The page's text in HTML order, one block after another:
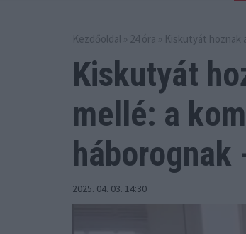
Kezdőoldal » 24 óra » Kiskutyát hoznak
Kiskutyát
mellé: a
háborognak
2025. 04. 03. 14:30